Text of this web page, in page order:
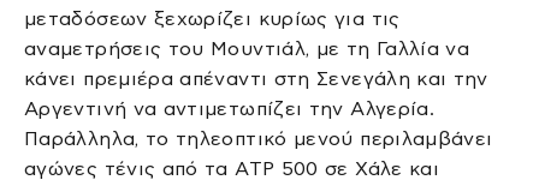
μεταδόσεων ξεχωρίζει κυρίως για τις
αναμετρήσεις του Μουντιάλ, με τη Γαλλία να
κάνει πρεμιέρα απέναντι στη Σενεγάλη και την
Αργεντινή να αντιμετωπίζει την Αλγερία.
Παράλληλα, το τηλεοπτικό μενού περιλαμβάνει
αγώνες τένις από τα ATP 500 σε Χάλε και